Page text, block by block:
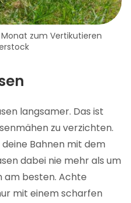
zum Vertikutieren
langsamer. Das ist
zu verzichten.
Bahnen mit dem
dabei nie mehr als um
am besten. Achte
mit einem scharfen